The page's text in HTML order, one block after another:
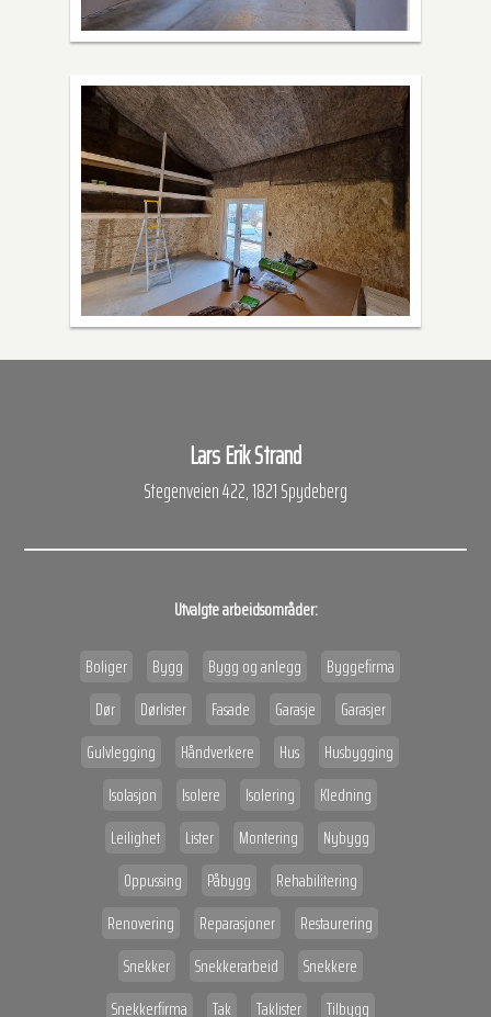
Lars Erik Strand
Stegenveien 422, 1821 Spydeberg
Utvalgte arbeidsområder:
Boliger Bygg Bygg og anlegg
Byggefirma
Dør
Dørlister Fasade Garasje
Garasjer
Gulvlegging
Håndverkere Hus
Husbygging
Isolasjon
Isolere Isolering
Kledning
Leilighet
Lister Montering
Nybygg
Oppussing
Påbygg
Rehabilitering
Renovering
Reparasjoner
Restaurering
Snekker
Snekkerarbeid
Snekkere
Snekkerfirma
Tak Taklister Tilbygg